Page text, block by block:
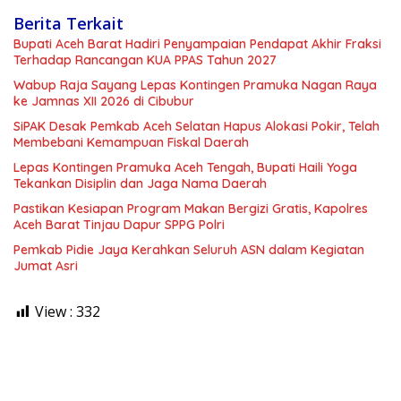
Berita Terkait
Bupati Aceh Barat Hadiri Penyampaian Pendapat Akhir Fraksi
Terhadap Rancangan KUA PPAS Tahun 2027
Wabup Raja Sayang Lepas Kontingen Pramuka Nagan Raya
ke Jamnas XII 2026 di Cibubur
SiPAK Desak Pemkab Aceh Selatan Hapus Alokasi Pokir, Telah
Membebani Kemampuan Fiskal Daerah
Lepas Kontingen Pramuka Aceh Tengah, Bupati Haili Yoga
Tekankan Disiplin dan Jaga Nama Daerah
Pastikan Kesiapan Program Makan Bergizi Gratis, Kapolres
Aceh Barat Tinjau Dapur SPPG Polri
Pemkab Pidie Jaya Kerahkan Seluruh ASN dalam Kegiatan
Jumat Asri
View : 332